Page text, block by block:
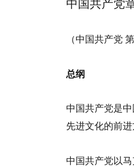
中国共产党
（中国共产党
总纲
中国共产党是
先进文化的前
中国共产党以